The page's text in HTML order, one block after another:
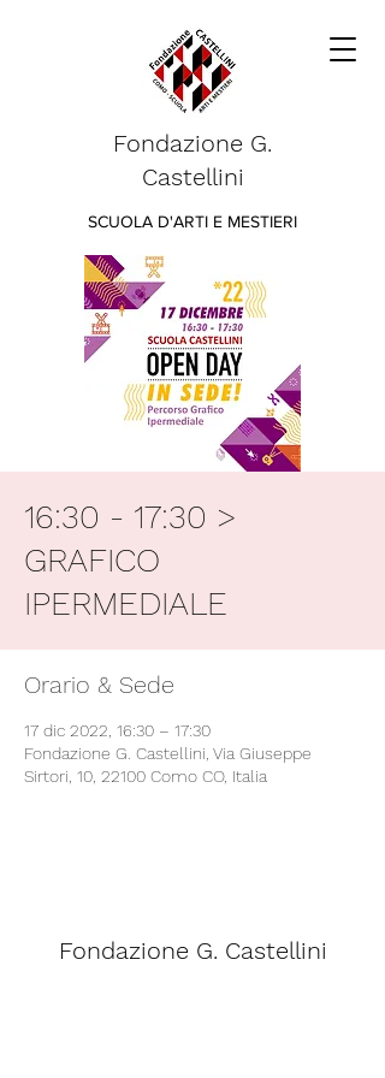
Fondazione G.
Castellini
SCUOLA D'ARTI E MESTIERI
16:30 - 17:30 >
GRAFICO
IPERMEDIALE
Orario & Sede
17 dic 2022, 16:30 – 17:30
Fondazione G. Castellini, Via Giuseppe
Sirtori, 10, 22100 Como CO, Italia
Fondazione G. Castellini